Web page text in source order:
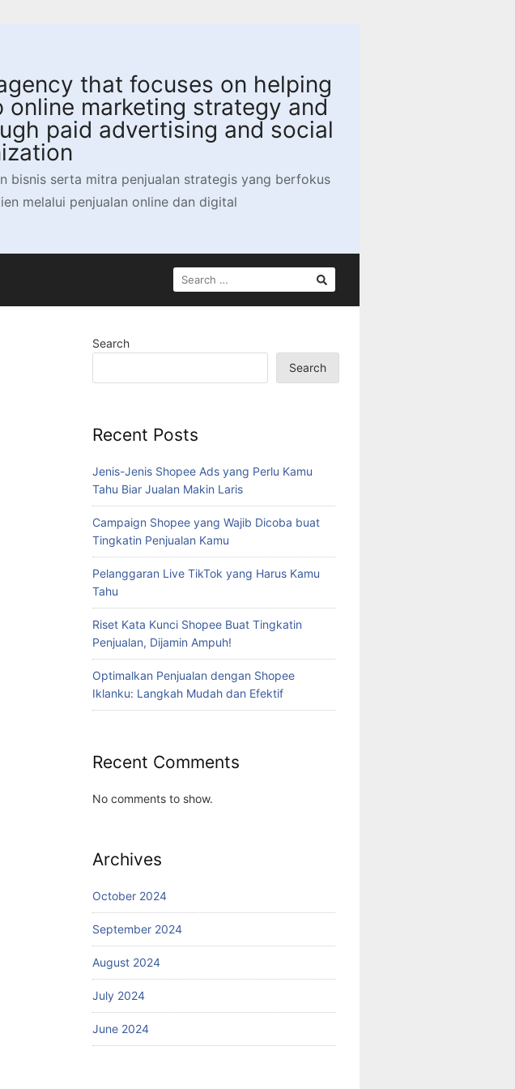
that focuses on helping
online marketing strategy and
paid advertising and social
bisnis serta mitra penjualan strategis yang berfokus
melalui penjualan online dan digital
SEARCH
FOR:
Search
Search
Recent Posts
Jenis-Jenis Shopee Ads yang Perlu Kamu
Tahu Biar Jualan Makin Laris
Campaign Shopee yang Wajib Dicoba buat
Tingkatin Penjualan Kamu
Pelanggaran Live TikTok yang Harus Kamu
Tahu
Riset Kata Kunci Shopee Buat Tingkatin
Penjualan, Dijamin Ampuh!
Optimalkan Penjualan dengan Shopee
Iklanku: Langkah Mudah dan Efektif
Recent Comments
No comments to show.
Archives
October 2024
September 2024
August 2024
July 2024
June 2024